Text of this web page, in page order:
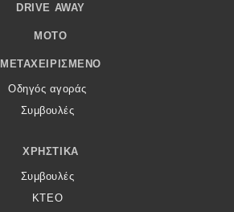
DRIVE AWAY
MOTO
ΜΕΤΑΧΕΙΡΙΣΜΈΝΟ
Οδηγός αγοράς
Συμβουλές
ΧΡΗΣΤΙΚΆ
Συμβουλές
ΚΤΕΟ